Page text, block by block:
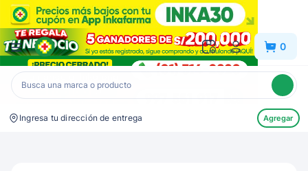
Inkafarma 0
Ingresa tu dirección de entrega Agregar